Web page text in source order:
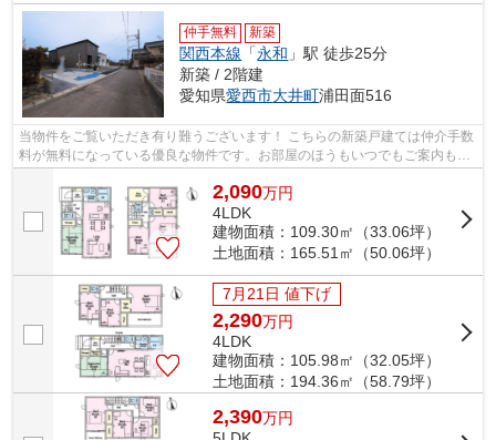
仲手無料 新築
関西本線 「永和 」駅 徒歩25分
新築 / 2階建
愛知県愛西市大井町浦田面516
当物件をご覧いただき有り難うございます！ こちらの新築戸建ては仲介手数
料が無料になっている優良な物件です。お部屋のほうもいつでもご案内もさ
2,090万円
4LDK
建物面積：109.30㎡（33.06坪）
土地面積：165.51㎡（50.06坪）
7月21日 値下げ
2,290万円
4LDK
建物面積：105.98㎡（32.05坪）
土地面積：194.36㎡（58.79坪）
2,390万円